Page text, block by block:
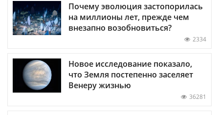
Почему эволюция застопорилась
на миллионы лет, прежде чем
внезапно возобновиться?
2334
Новое исследование показало,
что Земля постепенно заселяет
Венеру жизнью
36281